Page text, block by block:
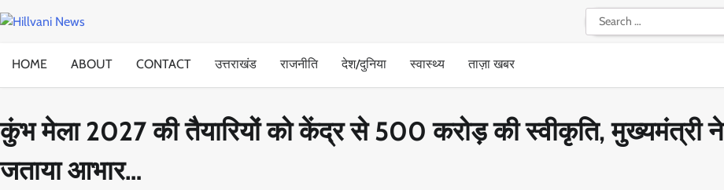
to
Search
for:
HOME
ABOUT CONTACT उत्तराखंड राजनीति देश/दुनिया स्वास्थ्य ताज़ा खबर
कुंभ मेला 2027 की तैयारियों को केंद्र से 500 करोड़ की स्वीकृति, मुख्यमंत्री ने
जताया आभार…